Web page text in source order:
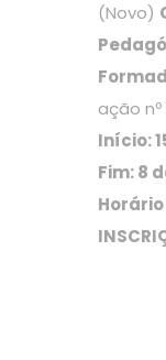
(Novo)
ação nº
Início:
Fim: 8